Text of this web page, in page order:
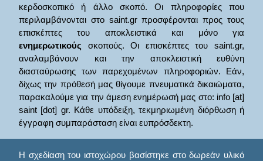
κερδοσκοπικό ή άλλο σκοπό. Οι πληροφορίες που
περιλαμβάνονται στο saint.gr προσφέρονται προς τους
επισκέπτες του αποκλειστικά και μόνο για
ενημερωτικούς σκοπούς. Οι επισκέπτες του saint.gr,
αναλαμβάνουν και την αποκλειστική ευθύνη
διασταύρωσης των παρεχομένων πληροφοριών. Εάν,
δίχως την πρόθεσή μας θίγουμε πνευματικά δικαιώματα,
παρακαλούμε για την άμεση ενημέρωσή μας στο: info [at]
saint [dot] gr. Κάθε υπόδειξη, τεκμηριωμένη διόρθωση ή
έγγραφη συμπαράσταση είναι ευπρόσδεκτη.
Η σχεδίαση του ιστοχώρου βασίστηκε στο δωρεάν υλικό